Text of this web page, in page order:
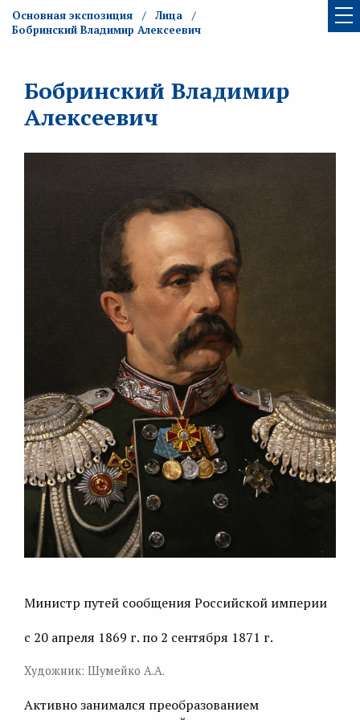
Основная экспозиция
Лица
Бобринский Владимир Алексеевич
Бобринский Владимир
Алексеевич
Министр путей сообщения Российской империи
с 20 апреля 1869 г. по 2 сентября 1871 г.
Художник: Шумейко А.А.
Активно занимался преобразованием